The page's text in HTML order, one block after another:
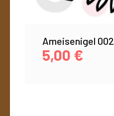
Ameisenigel 002
5,00 €